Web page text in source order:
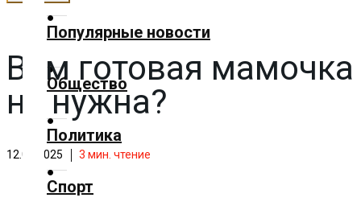
✕
Главная
Добавить
материал
Популярные
новости
Популярные новости
Общество
Политика
Спорт
Вам готовая мамочка
не нужна?
12.08.2025 3 мин. чтение